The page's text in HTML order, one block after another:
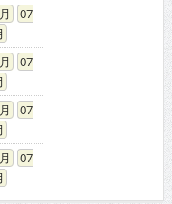
07
07